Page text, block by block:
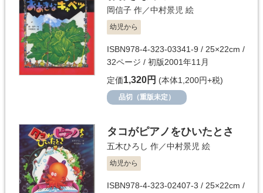
岡信子 作／中村景児 絵
幼児から
ISBN978-4-323-03341-9 / 25×22cm /
32ページ / 初版2001年11月
定価1,320円 (本体1,200円+税)
品切（重版未定）
タコがピアノをひいたとさ
五木ひろし 作／中村景児 絵
幼児から
ISBN978-4-323-02407-3 / 25×22cm /